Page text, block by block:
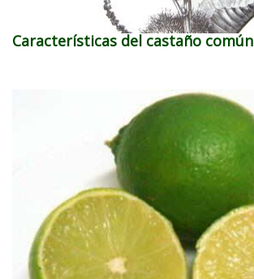
Características del castaño común